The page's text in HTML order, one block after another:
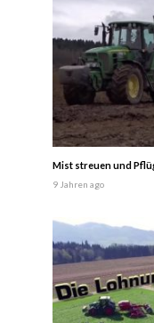
Mist streuen und
9 Jahren ago